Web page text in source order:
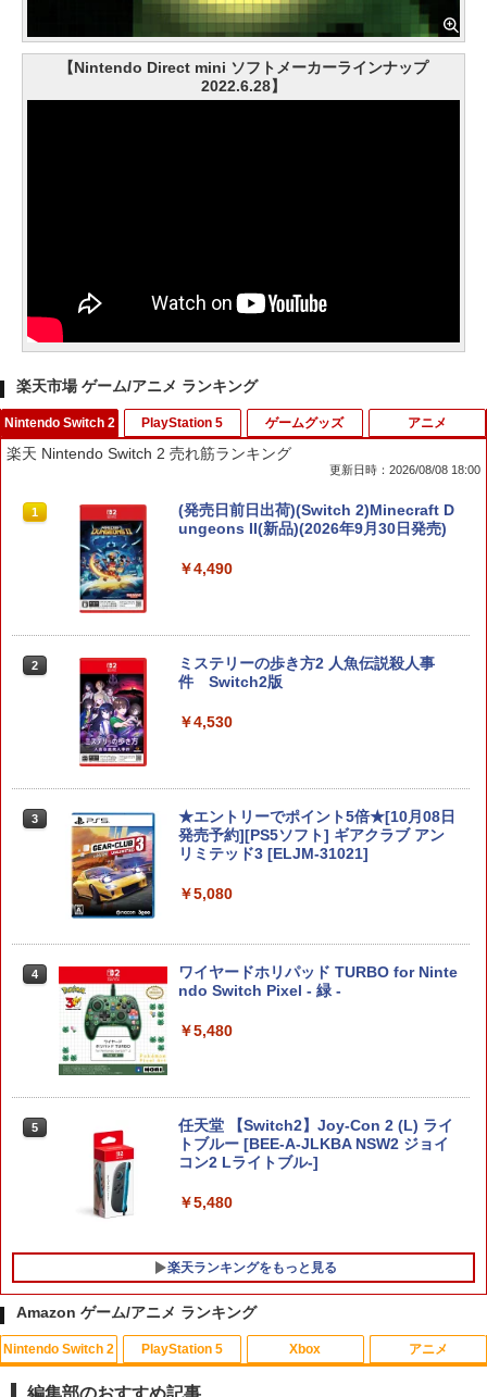
【Nintendo Direct mini ソフトメーカーラインナップ
2022.6.28】
楽天市場 ゲーム/アニメ ランキング
Nintendo Switch 2
楽天 Nintendo Switch 2 売れ筋ランキング
更新日時：2026/08/08 18:00
1
(発売日前日出荷)(Switch 2)Minecraft D
ungeons II(新品)(2026年9月30日発売)
￥4,490
2
ミステリーの歩き方2 人魚伝説殺人事
件 Switch2版
￥4,530
3
★エントリーでポイント5倍★[10月08日
発売予約][PS5ソフト] ギアクラブ アン
リミテッド3 [ELJM-31021]
￥5,080
4
ワイヤードホリパッド TURBO for Ninte
ndo Switch Pixel - 緑 -
￥5,480
5
任天堂 【Switch2】Joy-Con 2 (L) ライ
トブルー [BEE-A-JLKBA NSW2 ジョイ
コン2 Lライトブル-]
￥5,480
楽天ランキングをもっと見る
PlayStation 5
1
【ホリ公式】【SONYライセンス商品】
DualSense™ワイヤレスコントローラー
ゲームグッズ
1
【中古】スーパーダンガンロンパ2 さよ
なら絶望学園 (通常版) - PSP
アニメ
1
【中古】【未使用品】アバター：ファイ
ヤー・アンド・アッシュ [通常版本編ブ
Amazon ゲーム/アニメ ランキング
Nintendo Switch 2 PlayStation 5 Xbox アニメ
編集部のおすすめ記事